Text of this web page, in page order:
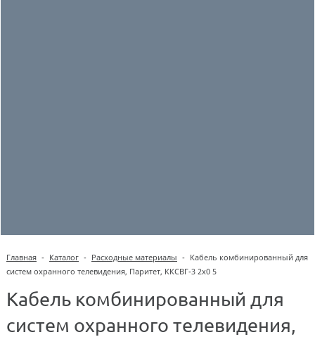
Главная - Каталог - Расходные материалы - Кабель комбинированный для
систем охранного телевидения, Паритет, ККСВГ-3 2х0 5
Кабель комбинированный для
систем охранного телевидения,